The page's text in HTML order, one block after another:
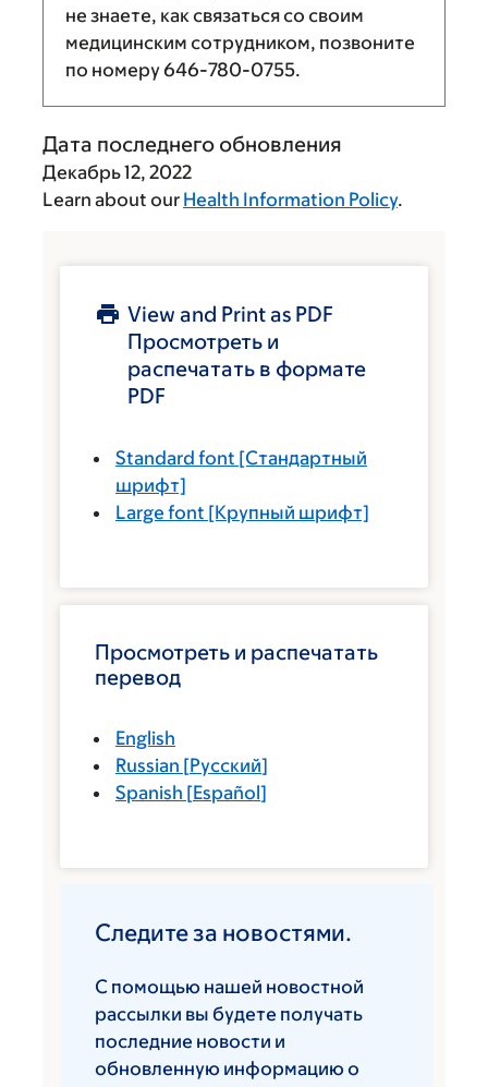
не знаете, как связаться со своим
медицинским сотрудником, позвоните
по номеру646-780-0755.
Дата последнего обновления
Декабрь 12, 2022
Learn about our Health Information Policy.
View and Print as PDF
Просмотреть и
распечатать в формате
PDF
Standard font [Стандартный
шрифт]
Large font [Крупный шрифт]
Просмотреть и распечатать
перевод
English
Russian [Русский]
Spanish [Español]
Следите за новостями.
С помощью нашей новостной
рассылки вы будете получать
последние новости и
обновленную информацию о